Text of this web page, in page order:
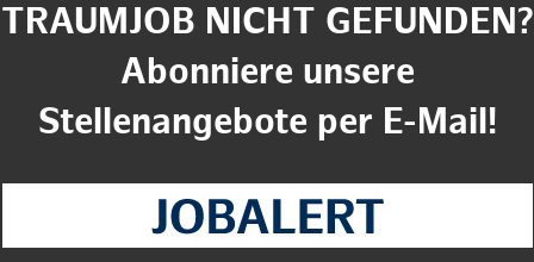
TRAUMJOB NICHT GEFUNDEN?
Abonniere unsere
Stellenangebote per E-Mail!